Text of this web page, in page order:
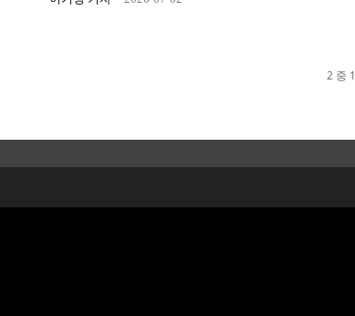
2 중 1